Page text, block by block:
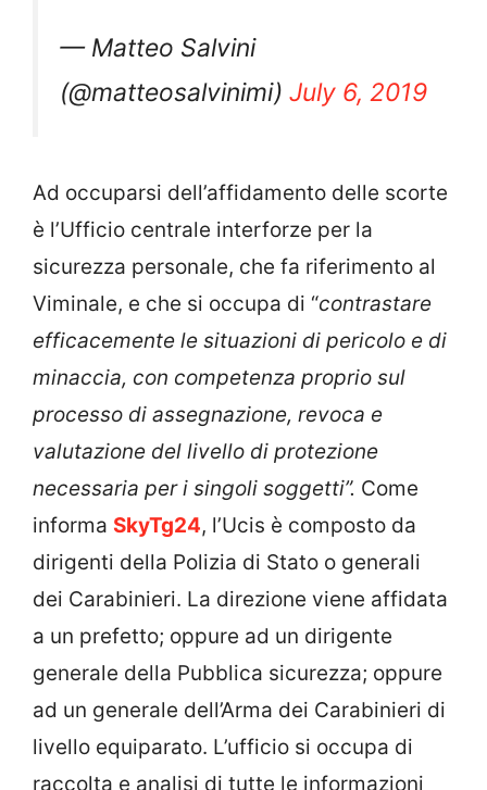
— Matteo Salvini
(@matteosalvinimi) July 6, 2019
Ad occuparsi dell’affidamento delle scorte
è l’Ufficio centrale interforze per la
sicurezza personale, che fa riferimento al
Viminale, e che si occupa di “contrastare
efficacemente le situazioni di pericolo e di
minaccia, con competenza proprio sul
processo di assegnazione, revoca e
valutazione del livello di protezione
necessaria per i singoli soggetti”. Come
informa SkyTg24, l’Ucis è composto da
dirigenti della Polizia di Stato o generali
dei Carabinieri. La direzione viene affidata
a un prefetto; oppure ad un dirigente
generale della Pubblica sicurezza; oppure
ad un generale dell’Arma dei Carabinieri di
livello equiparato. L’ufficio si occupa di
raccolta e analisi di tutte le informazioni